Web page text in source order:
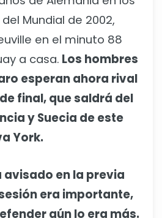
Mundial de 2002,
en el minuto 88
a casa. Los hombres
esperan ahora rival
final, que saldrá del
y Suecia de este
York.
en la previa
era importante,
aún lo era más.